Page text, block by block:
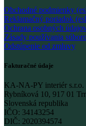
Obchodné podmienky
Reklamačný poriadok
Ochrana osobných
Zásady používania
Odstúpenie od zmluvy
Fakturačné údaje
KA-NA-PY interiér s.r.o.
Rybníková 10, 917 01
Slovenská republika
IČO: 34143254
DIČ: 2020394574